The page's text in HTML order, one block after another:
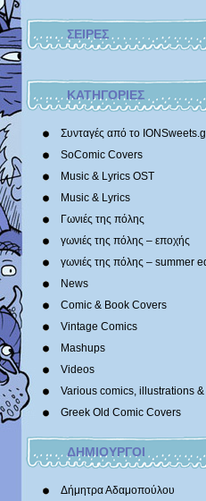
ΣΕΙΡΕΣ
ΚΑΤΗΓΟΡΙΕΣ
Συνταγές από το
SoComic Covers
Music & Lyrics OST
Music & Lyrics
Γωνιές της πόλης
γωνιές της πόλης – εποχής
γωνιές της πόλης – summer
News
Comic & Book Covers
Vintage Comics
Mashups
Videos
Various comics, illustrations
Greek Old Comic Covers
ΔΗΜΙΟΥΡΓΟΙ
Δήμητρα Αδαμοπούλου